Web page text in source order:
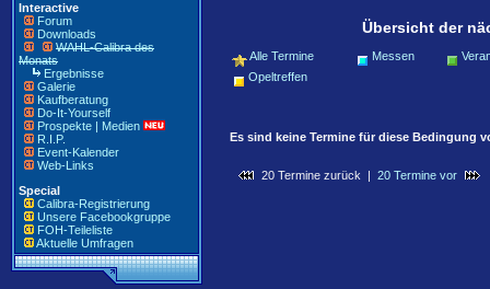
Interactive
Forum
Downloads
WAHL-Calibra des
Monats
Ergebnisse
Galerie
Kaufberatung
Do-It-Yourself
Prospekte | Medien
R.I.P.
Event-Kalender
Web-Links
Special
Calibra-Registrierung
Unsere Facebookgruppe
FOH-Teileliste
Aktuelle Umfragen
Übersicht der
Alle Termine Messen
Opeltreffen
Es sind keine Termine für diese Bedingung
20 Termine zurück | 20 Termine vor